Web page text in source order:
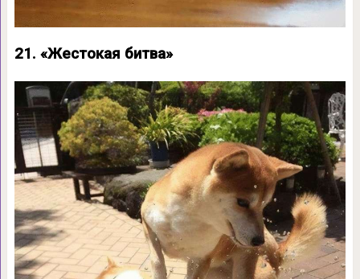
21. «Жестокая битва»